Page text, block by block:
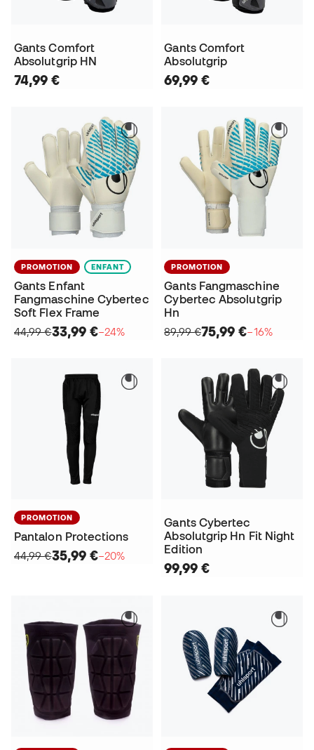
Gants Comfort
Absolutgrip HN
74,99 €
Gants Comfort
Absolutgrip
69,99 €
PROMOTION ENFANT
Gants Enfant
Fangmaschine Cybertec
Soft Flex Frame
44,99 €33,99 €−24%
PROMOTION
Gants Fangmaschine
Cybertec Absolutgrip
Hn
89,99 €75,99 €−16%
PROMOTION
Pantalon Protections
44,99 €35,99 €−20%
Gants Cybertec
Absolutgrip Hn Fit Night
Edition
99,99 €